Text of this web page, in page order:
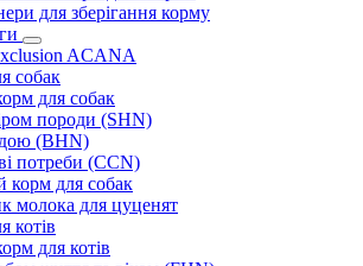
для зберігання корму
ACANA
собак
для собак
породи (SHN)
(BHN)
потреби (CCN)
корм для собак
молока для цуценят
котів
для котів